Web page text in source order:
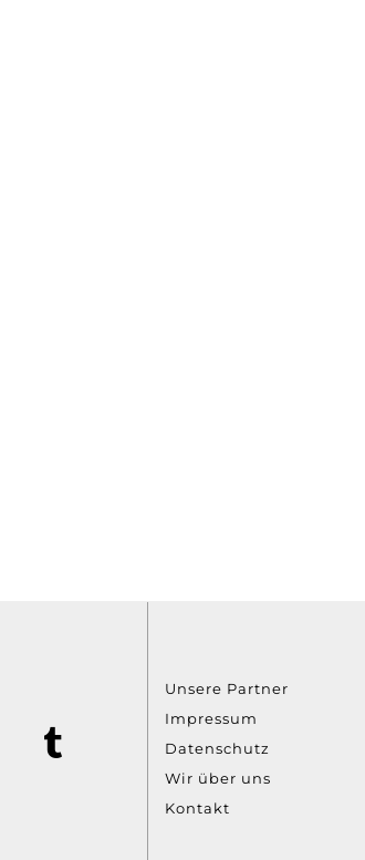
Unsere Partner
Impressum
Datenschutz
Wir über uns
Kontakt